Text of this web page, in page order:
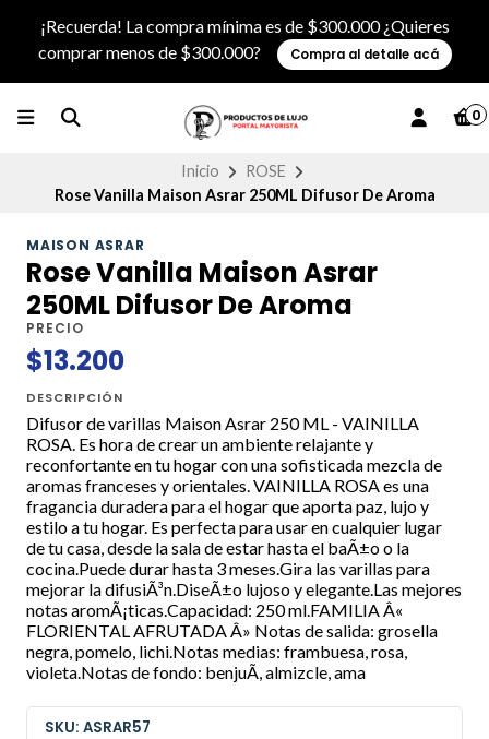
¡Recuerda! La compra mínima es de $300.000 ¿Quieres
comprar menos de $300.000?
Compra al detalle acá
0
Inicio
ROSE
Rose Vanilla Maison Asrar 250ML Difusor De Aroma
MAISON ASRAR
Rose Vanilla Maison Asrar
250ML Difusor De Aroma
PRECIO
$13.200
DESCRIPCIÓN
Difusor de varillas Maison Asrar 250 ML - VAINILLA
ROSA. Es hora de crear un ambiente relajante y
reconfortante en tu hogar con una sofisticada mezcla de
aromas franceses y orientales. VAINILLA ROSA es una
fragancia duradera para el hogar que aporta paz, lujo y
estilo a tu hogar. Es perfecta para usar en cualquier lugar
de tu casa, desde la sala de estar hasta el baÃ±o o la
cocina.Puede durar hasta 3 meses.Gira las varillas para
mejorar la difusiÃ³n.DiseÃ±o lujoso y elegante.Las mejores
notas aromÃ¡ticas.Capacidad: 250 ml.FAMILIA Â«
FLORIENTAL AFRUTADA Â» Notas de salida: grosella
negra, pomelo, lichi.Notas medias: frambuesa, rosa,
violeta.Notas de fondo: benjuÃ­, almizcle, ama
SKU: ASRAR57